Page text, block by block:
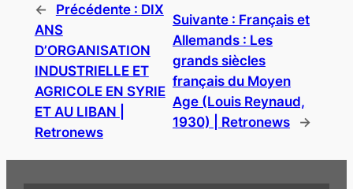
← Précédente : DIX
ANS
D’ORGANISATION
INDUSTRIELLE ET
AGRICOLE EN SYRIE
ET AU LIBAN |
Retronews
Suivante : Français et
Allemands : Les
grands siècles
français du Moyen
Age (Louis Reynaud,
1930) | Retronews
→